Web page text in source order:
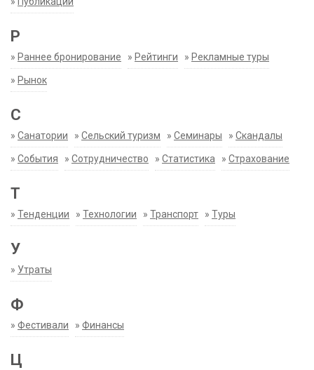
Р
» Раннее бронирование » Рейтинги » Рекламные туры
» Рынок
С
» Санатории » Сельский туризм » Семинары » Скандалы
» События » Сотрудничество » Статистика » Страхование
Т
» Тенденции » Технологии » Транспорт » Туры
У
» Утраты
Ф
» Фестивали » Финансы
Ц